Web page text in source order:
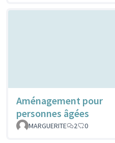
Aménagement pour
personnes âgées
MARGUERITE
2 0